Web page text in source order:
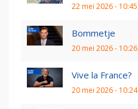
22 mei 2026 - 10:45
Bommetje
20 mei 2026 - 10:26
Vive la France?
20 mei 2026 - 10:24